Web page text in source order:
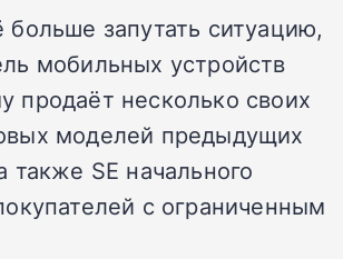
запутать ситуацию,
мобильных устройств
продаёт несколько своих
моделей предыдущих
также SE начального
с ограниченным